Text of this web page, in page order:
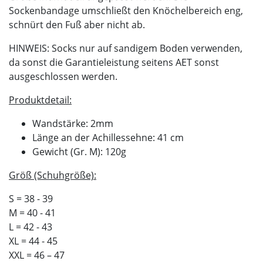
Sockenbandage umschließt den Knöchelbereich eng,
schnürt den Fuß aber nicht ab.
HINWEIS: Socks nur auf sandigem Boden verwenden,
da sonst die Garantieleistung seitens AET sonst
ausgeschlossen werden.
Produktdetail:
Wandstärke: 2mm
Länge an der Achillessehne: 41 cm
Gewicht (Gr. M): 120g
Größ (Schuhgröße):
S = 38 - 39
M = 40 - 41
L = 42 - 43
XL = 44 - 45
XXL = 46 – 47